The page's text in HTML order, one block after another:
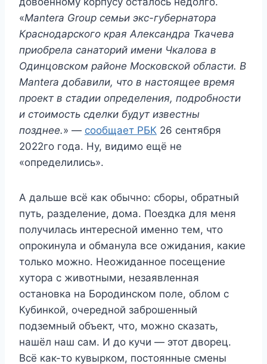
«Mantera Group семьи экс-губернатора
Краснодарского края Александра Ткачева
приобрела санаторий имени Чкалова в
Одинцовском районе Московской области. В
Mantera добавили, что в настоящее время
проект в стадии определения, подробности
и стоимость сделки будут известны
позднее.» — сообщает РБК 26 сентября
2022го года. Ну, видимо ещё не
«определились».
А дальше всё как обычно: сборы, обратный
путь, разделение, дома. Поездка для меня
получилась интересной именно тем, что
опрокинула и обманула все ожидания, какие
только можно. Неожиданное посещение
хутора с животными, незаявленная
остановка на Бородинском поле, облом с
Кубинкой, очередной заброшенный
подземный объект, что, можно сказать,
нашёл наш сам. И до кучи — этот дворец.
Всё как-то кувырком, постоянные смены